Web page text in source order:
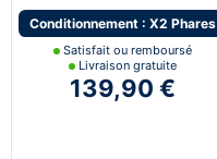
Conditionnement : X2 Phares
Satisfait ou remboursé
Livraison gratuite
139,90 €